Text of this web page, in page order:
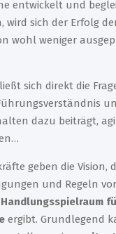
entwickelt und
wird sich der Erfolg
wohl weniger
sich direkt die
dazu beiträgt,
geben die Vision,
und Regeln
Handlungsspielraum
ergibt. Grundlegend